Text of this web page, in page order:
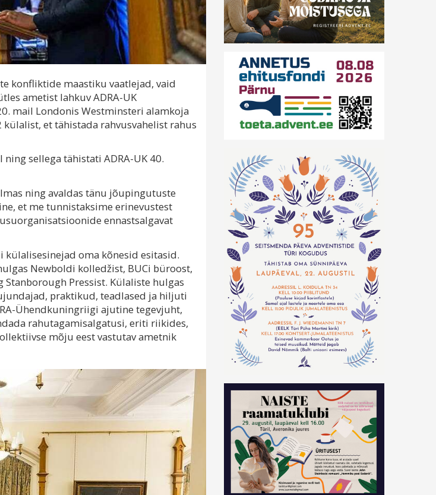
konfliktide maastiku vaatlejad, vaid
ametist lahkuv ADRA-UK
mail Londonis Westminsteri alamkoja
et tähistada rahvusvahelist rahus
sellega tähistati ADRA-UK 40.
ning avaldas tänu jõupingutuste
et me tunnistaksime erinevustest
ennastsalgavat
oma kõnesid esitasid.
Newboldi kolledžist, BUCi büroost,
Pressist. Külaliste hulgas
praktikud, teadlased ja hiljuti
Ühendkuningriigi ajutine tegevjuht,
rahutagamisalgatusi, eriti riikides,
mõju eest vastutav ametnik